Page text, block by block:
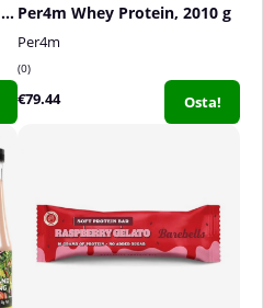
12 x Barebells Proteinbars, 55 g Per4m Whey Protein, 2010 g
Per4m
0
€79.44 Osta!